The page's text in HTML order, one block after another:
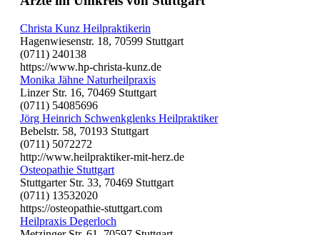
Christa Kunz Heilpraktikerin
Hagenwiesenstr. 18, 70599 Stuttgart
(0711) 240138
https://www.hp-christa-kunz.de
Monika Jähne Naturheilpraxis
Linzer Str. 16, 70469 Stuttgart
(0711) 54085696
Jörg Heinrich Schwenkglenks Heilpraktiker
Bebelstr. 58, 70193 Stuttgart
(0711) 5072272
http://www.heilpraktiker-mit-herz.de
Osteopathie Stuttgart
Stuttgarter Str. 33, 70469 Stuttgart
(0711) 13532020
https://osteopathie-stuttgart.com
Heilpraxis Degerloch